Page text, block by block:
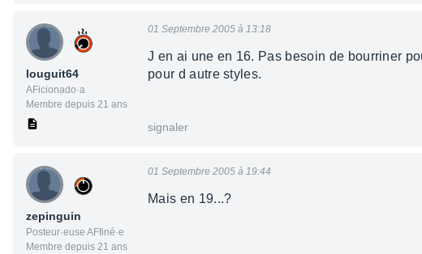
louguit64
AFicionado·a
Membre depuis 21 ans
01 Septembre 2005 à 13:18
J en ai une en 16. Pas besoin de bourriner
pour d autre styles.
signaler
zepinguin
Posteur·euse AFfiné·e
Membre depuis 21 ans
01 Septembre 2005 à 19:44
Mais en 19...?